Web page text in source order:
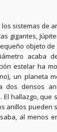
sistemas de
gigantes,
objeto
acaba
estelar ha
un planeta
dos densos
hallazgo, que
anillos pueden
al menos